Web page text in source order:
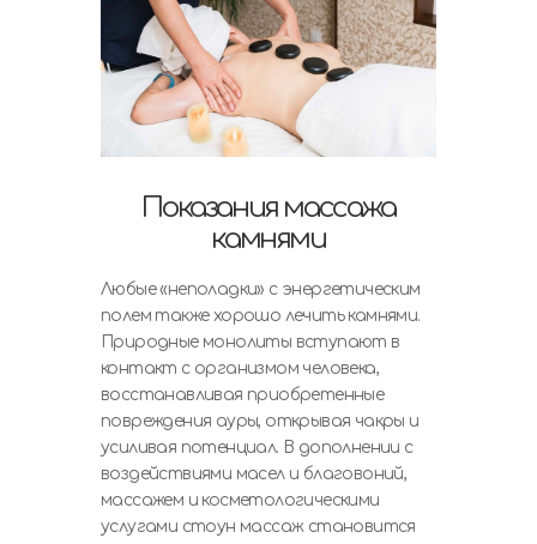
Показания массажа
камнями
Любые «неполадки» с энергетическим
полем также хорошо лечить камнями.
Природные монолиты вступают в
контакт с организмом человека,
восстанавливая приобретенные
повреждения ауры, открывая чакры и
усиливая потенциал. В дополнении с
воздействиями масел и благовоний,
массажем и косметологическими
услугами стоун массаж становится